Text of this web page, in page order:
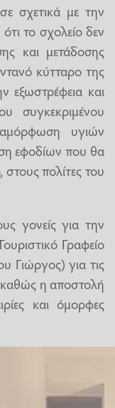
σχετικά με την
το σχολείο δεν
και μετάδοσης
κύτταρο της
εξωστρέφεια και
συγκεκριμένου
υγιών
εφοδίων που θα
στους πολίτες του
γονείς για την
Γραφείο
Γιώργος) για τις
η αποστολή
και όμορφες